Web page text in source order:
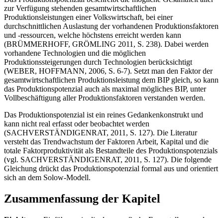
zur Verfügung stehenden gesamtwirtschaftlichen
Produktionsleistungen einer Volkswirtschaft, bei einer
durchschnittlichen Auslastung der vorhandenen Produktionsfaktoren
und -ressourcen, welche höchstens erreicht werden kann
(BRÜMMERHOFF, GRÖMLING 2011, S. 238). Dabei werden
vorhandene Technologien und die möglichen
Produktionssteigerungen durch Technologien berücksichtigt
(WEBER, HOFFMANN, 2006, S. 6-7). Setzt man den Faktor der
gesamtwirtschaftlichen Produktionsleistung dem BIP gleich, so kann
das Produktionspotenzial auch als maximal mögliches BIP, unter
Vollbeschäftigung aller Produktionsfaktoren verstanden werden.
Das Produktionspotenzial ist ein reines Gedankenkonstrukt und
kann nicht real erfasst oder beobachtet werden
(SACHVERSTÄNDIGENRAT, 2011, S. 127). Die Literatur
versteht das Trendwachstum der Faktoren Arbeit, Kapital und die
totale Faktorproduktivität als Bestandteile des Produktionspotenzials
(vgl. SACHVERSTÄNDIGENRAT, 2011, S. 127). Die folgende
Gleichung drückt das Produktionspotenzial formal aus und orientiert
sich an dem Solow-Modell.
Zusammenfassung der Kapitel